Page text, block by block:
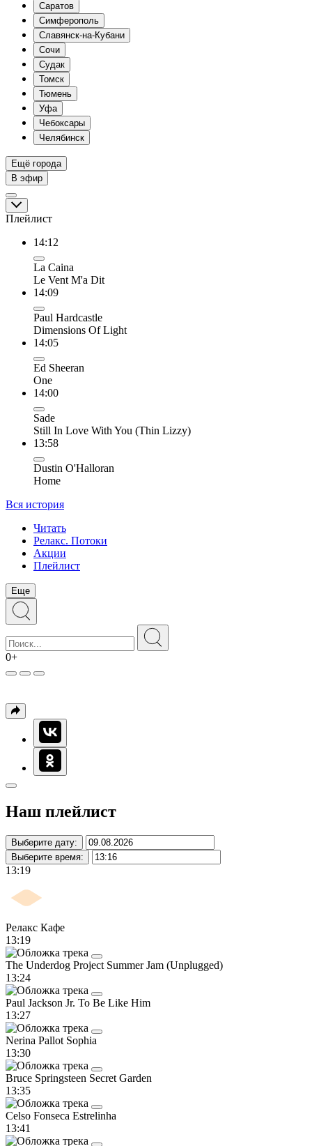
Саратов
Симферополь
Славянск-на-Кубани
Сочи
Судак
Томск
Тюмень
Уфа
Чебоксары
Челябинск
Ещё города
В эфир
Плейлист
14:12
La Caina
Le Vent M'a Dit
14:09
Paul Hardcastle
Dimensions Of Light
14:05
Ed Sheeran
One
14:00
Sade
Still In Love With You (Thin Lizzy)
13:58
Dustin O'Halloran
Home
Вся история
Читать
Релакс. Потоки
Акции
Плейлист
Еще
0+
Наш плейлист
Выберите дату:
Выберите время:
13:19
Релакс Кафе
13:19
The Underdog Project Summer Jam (Unplugged)
13:24
Paul Jackson Jr. To Be Like Him
13:27
Nerina Pallot Sophia
13:30
Bruce Springsteen Secret Garden
13:35
Celso Fonseca Estrelinha
13:41